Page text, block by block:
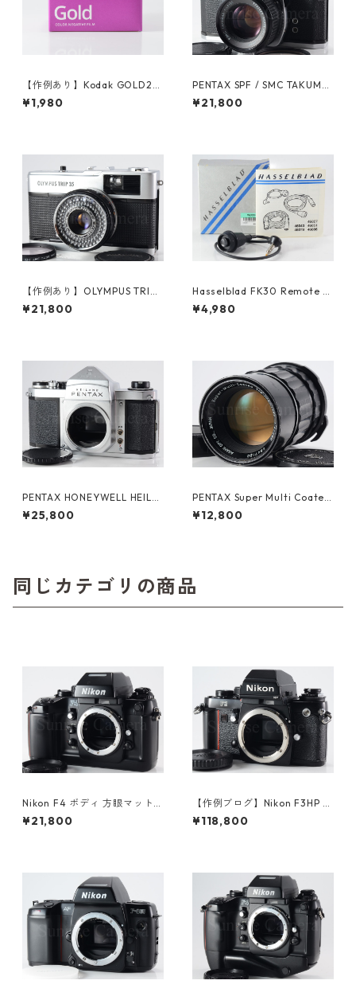
【作例あり】Kodak GOLD20
0 35mmカラーネガフィルム
36枚撮り (K012)
¥1,980
PENTAX SPF / SMC TAKUMA
R 55mm F1.8 ペンタックス (6
1604)
¥21,800
【作例あり】OLYMPUS TRIP3
5 / D.Zuiko 40mm F2.8 オー
バーホール済み オリンパス フ
¥21,800
Hasselblad FK30 Remote S
hutter Release 46043 ハッ
セルブラッド (61432)
¥4,980
PENTAX HONEYWELL HEILA
ND H2 ペンタックス (61376)
¥25,800
PENTAX Super Multi Coated
TAKUMAR 6×7 200mm F4
ペンタックス (61363)
¥12,800
同じカテゴリの商品
Nikon F4 ボディ 方眼マット
スクリーン（E） / マットスク
リーン（B）付 ニコン（6124
¥21,800
【作例ブログ】Nikon F3HP ボ
ディ 後期191万番台 ニコン（6
1308）
¥118,800